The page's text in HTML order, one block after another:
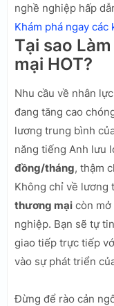
nghề nghiệp hấp
Khám phá ngay
Tại sao
mại HOT?
Nhu cầu về nhân
đang tăng cao
lương trung bình
năng tiếng Anh lưu
đồng/tháng, thậm
Không chỉ về lương
thương mại còn
nghiệp. Bạn sẽ tự
giao tiếp trực tiếp
vào sự phát triển
Đừng để rào cản